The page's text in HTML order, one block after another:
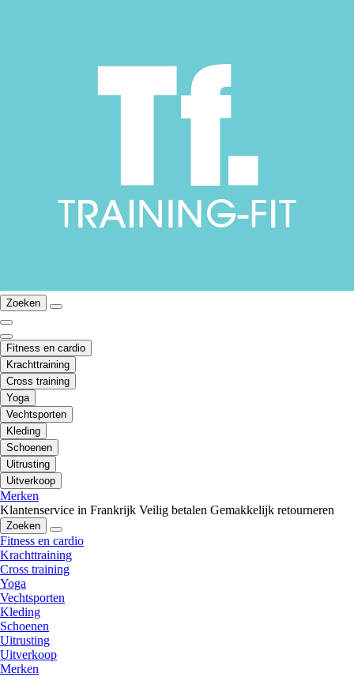
Zoeken
Fitness en cardio
Krachttraining
Cross training
Yoga
Vechtsporten
Kleding
Schoenen
Uitrusting
Uitverkoop
Merken
Klantenservice in Frankrijk Veilig betalen Gemakkelijk retourneren
Zoeken
Fitness en cardio
Krachttraining
Cross training
Yoga
Vechtsporten
Kleding
Schoenen
Uitrusting
Uitverkoop
Merken